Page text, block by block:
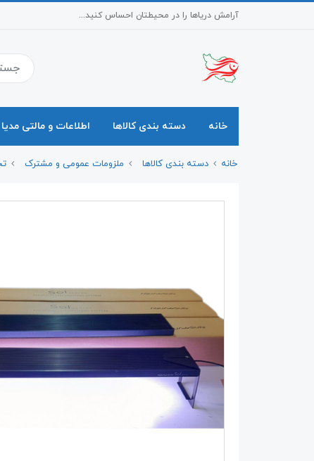
آرامش دریاها را در محیطتان احساس کنید...
خانه دسته بندی کالاها اطلاعات و مالتی مدیا
خانه دسته بندی کالاها ملزومات عمومی و مشترک